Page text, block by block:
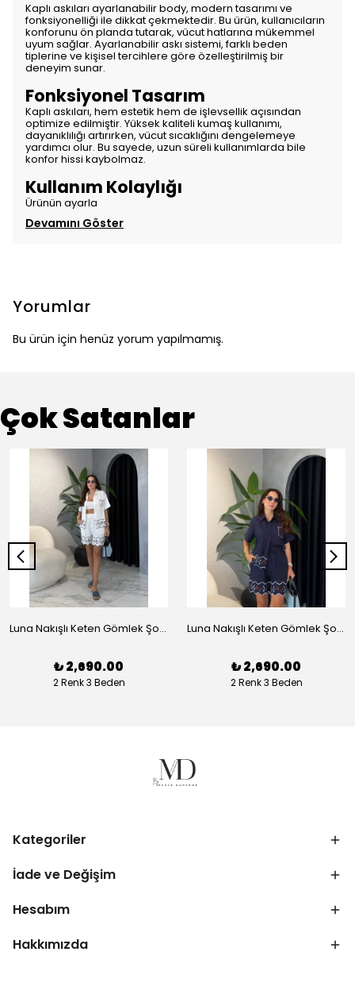
Kaplı askıları ayarlanabilir body, modern tasarımı ve
fonksiyonelliği ile dikkat çekmektedir. Bu ürün, kullanıcıların
konforunu ön planda tutarak, vücut hatlarına mükemmel
uyum sağlar. Ayarlanabilir askı sistemi, farklı beden
tiplerine ve kişisel tercihlere göre özelleştirilmiş bir
deneyim sunar.
Fonksiyonel Tasarım
Kaplı askıları, hem estetik hem de işlevsellik açısından
optimize edilmiştir. Yüksek kaliteli kumaş kullanımı,
dayanıklılığı artırırken, vücut sıcaklığını dengelemeye
yardımcı olur. Bu sayede, uzun süreli kullanımlarda bile
konfor hissi kaybolmaz.
Kullanım Kolaylığı
Ürünün ayarla
Devamını Göster
Yorumlar
Bu ürün için henüz yorum yapılmamış.
Çok Satanlar
Luna Nakışlı Keten Gömlek Şort Takım - Beyaz
₺ 2,690.00
2 Renk 3 Beden
Luna Nakışlı Keten Gömlek Şort Takım - Lacivert
₺ 2,690.00
2 Renk 3 Beden
Kategoriler
İade ve Değişim
Hesabım
Hakkımızda